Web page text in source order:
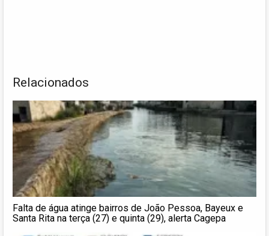
Relacionados
Falta de água atinge bairros de João Pessoa, Bayeux e
Santa Rita na terça (27) e quinta (29), alerta Cagepa